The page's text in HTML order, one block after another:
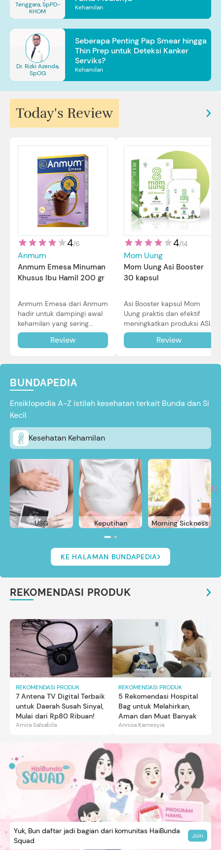
Tenggara, SpPD-
KHOM
Kehamilan
Dr. Rizki Azenda,
SpOG
Seberapa Penting Pap Smear hingga
Thin Prep untuk Deteksi Kanker
Serviks?
Kehamilan
Today's Review
4/6
Anmum
Anmum Emesa Minuman
Khusus Ibu Hamil 200 gr
Anmum Emesa dari Anmum
hadir untuk dampingi awal
kehamilan yang sering
diiringi dengan mual dan
muntah. Simak reviewnya di
Review
4/14
Mom Uung
Mom Uung Asi Booster
30 kapsul
Asi Booster kapsul Mom
Uung praktis dan efektif
meningkatkan produksi ASI
Bunda untuk Si Kecil. Simak
review lengkapnya di sini.
Review
BUNDAPEDIA
Ensiklopedia A-Z istilah kesehatan terkait Bunda dan Si
Kecil
Kesehatan Kehamilan
USG Keputihan Morning Sickness
KE HALAMAN BUNDAPEDIA
REKOMENDASI PRODUK
REKOMENDASI PRODUK
7 Antena TV Digital Terbaik
untuk Daerah Susah Sinyal,
Mulai dari Rp80 Ribuan!
Amira Salsabila
REKOMENDASI PRODUK
5 Rekomendasi Hospital
Bag untuk Melahirkan,
Aman dan Muat Banyak
Annisa Karnesyia
Yuk, Bun daftar jadi bagian dari komunitas HaiBunda
Squad
Join